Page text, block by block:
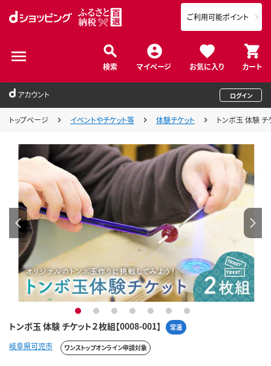
検索 マイページ お気に入り カート
ご利用可能ポイント
アカウント ログイン
トップページ イベントやチケット等 体験チケット トンボ玉 体験 チ
トンボ玉 体験 チケット２枚組【0008-001】 常温
1 2 3 4 5 6 7
岐阜県可児市 ワンストップオンライン申請対象